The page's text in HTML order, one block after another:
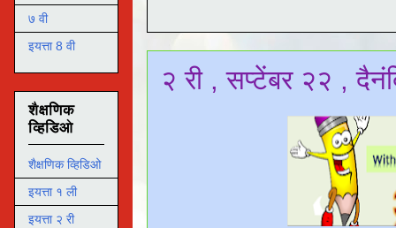
२ री , सप्टेंबर २२ ,
७ वी
इयत्ता 8 वी
शैक्षणिक
व्हिडिओ
शैक्षणिक व्हिडिओ
इयत्ता १ ली
इयत्ता २ री